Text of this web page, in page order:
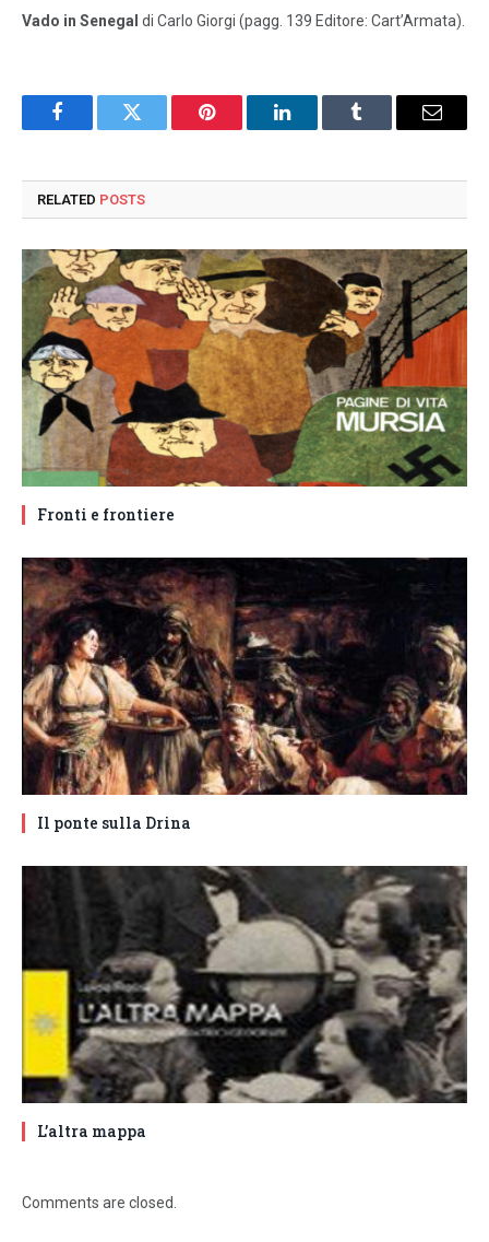
Vado in Senegal di Carlo Giorgi (pagg. 139 Editore: Cart’Armata).
FacebookTwitter Pinterest LinkedInTumblr Email
RELATED POSTS
Fronti e frontiere
Il ponte sulla Drina
L’altra mappa
Comments are closed.